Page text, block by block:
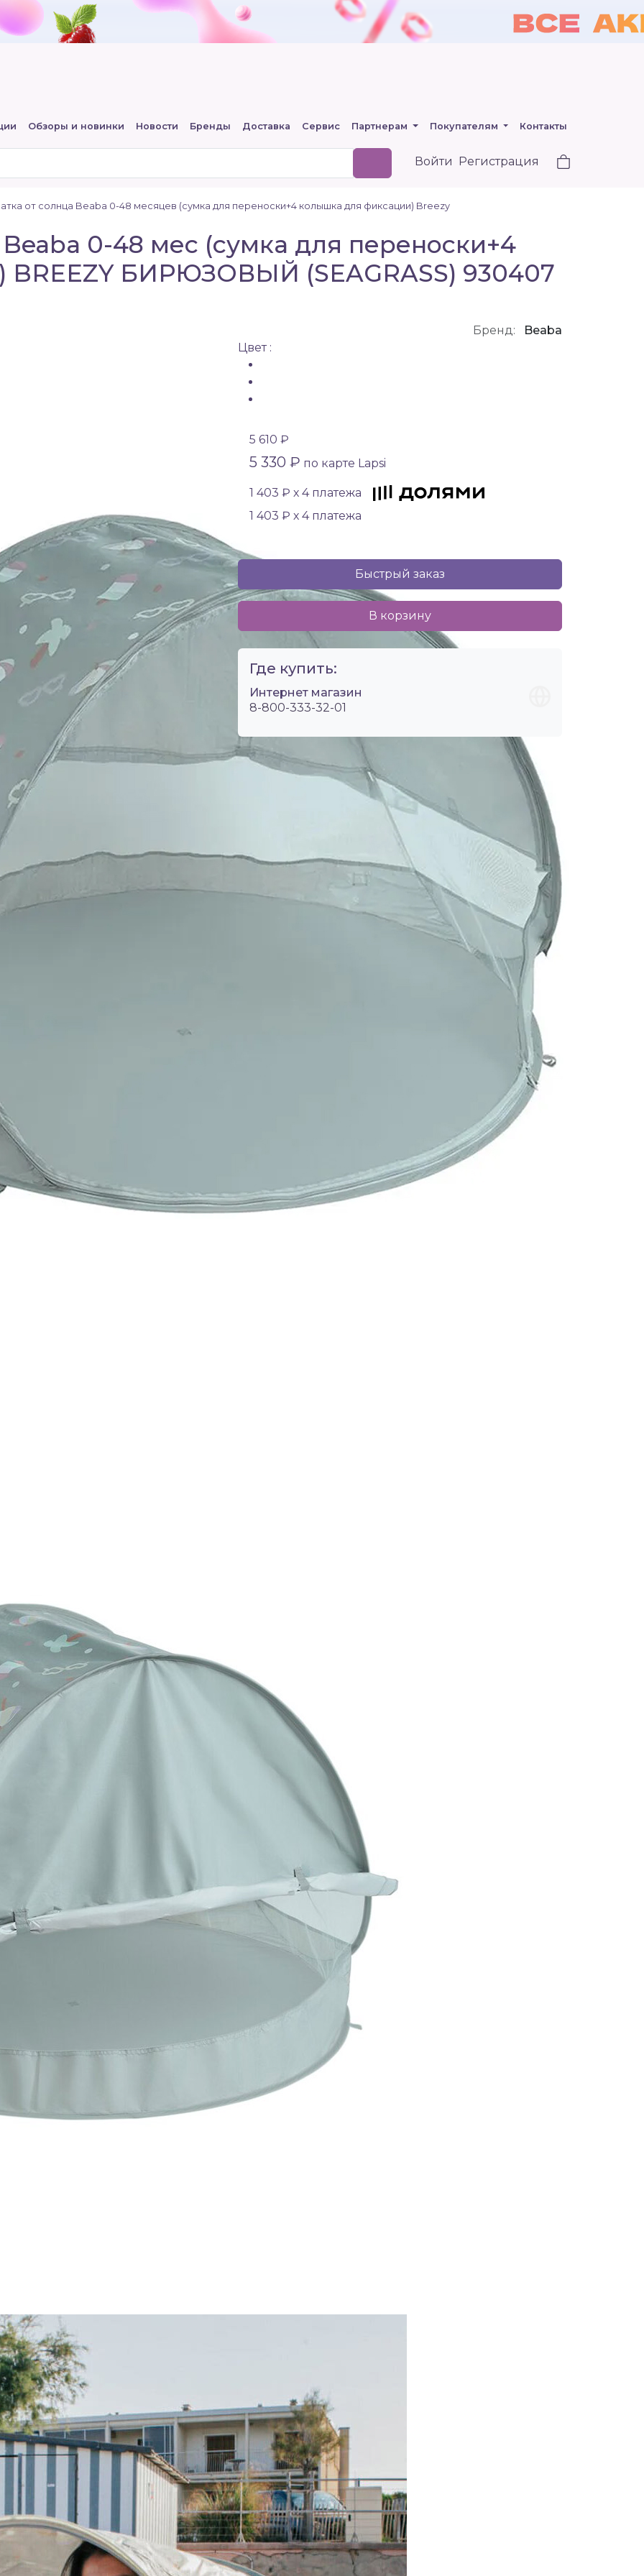
Обзоры и новинки Новости Бренды Доставка Сервис Партнерам Покупателям Контакты
Войти Регистрация
от солнца Beaba 0-48 месяцев (сумка для переноски+4 колышка для фиксации) Breezy
0-48 мес (сумка для переноски+4
БИРЮЗОВЫЙ (SEAGRASS) 930407
Бренд:
Beaba
Цвет :
5 610 ₽
5 330 ₽ по карте Lapsi
1 403 ₽ х 4 платежа
1 403 ₽ х 4 платежа
Быстрый заказ
В корзину
Где купить:
Интернет магазин
8-800-333-32-01